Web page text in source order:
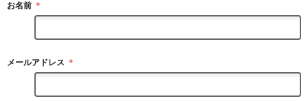
お名前 ＊
メールアドレス ＊